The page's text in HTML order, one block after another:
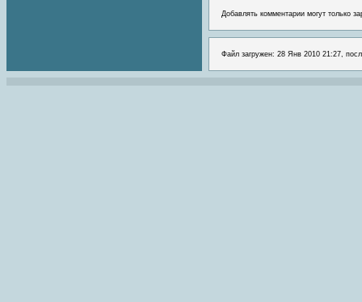
Добавлять комментарии могут только
Файл загружен: 28 Янв 2010 21:27,